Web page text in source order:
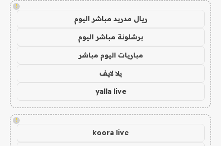
!
ريال مدريد مباشر اليوم
برشلونة مباشر اليوم
مباريات اليوم مباشر
يلا لايف
yalla live
!
koora live